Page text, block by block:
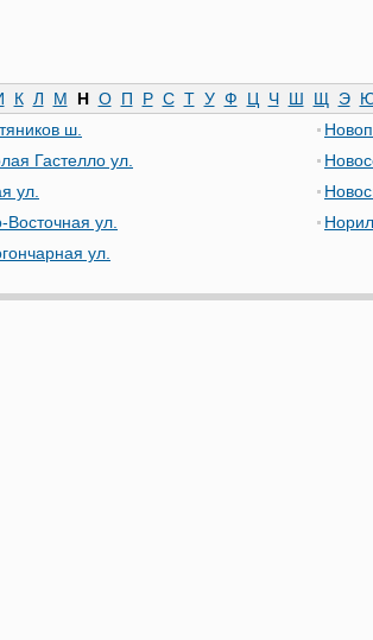
К Л М Н О П Р С Т У Ф Ц Ч Ш Щ Э
ш.
Гастелло ул.
ул.
Восточная ул.
ул.